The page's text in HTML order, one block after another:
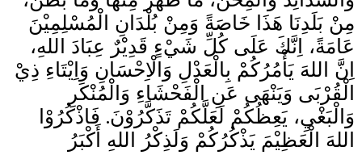
مِنْ بَلَدِنَا هَذَا خَاصَةً وَمِنْ بُلْدَانِ الْمُسْلِمِيْنَ
عَامَةً، اِنَّكَ عَلَى كُلِّ شَيْءٍ قَدِيْرٌ عِبَادَ اللهِ،
اِنَّ اللهَ يَأْمُرُكُمْ بِالْعَدْلِ وَالْاِحْسَانِ وَاِيْتَاءِ ذِيْ
الْقُرْبَى وَيَنْهَى عَنِ الْفَحْشَاءِ وَالْمُنْكَرِ
وَالْبَغْيِ، يَعِظُكُمْ لَعَلَّكُمْ تَذَكَّرُوْنَ. فَاذْكُرُوْا
اللهَ الْعَظِيْمَ يَذْكُرُكُمْ وَلَذِكْرُ اللهِ أَكْبَرُ